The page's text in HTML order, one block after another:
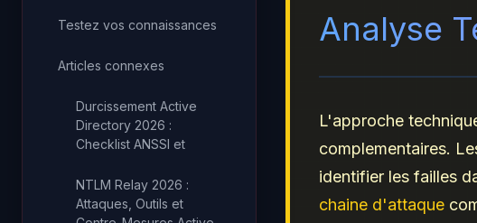
Testez vos connaissances
Articles connexes
Durcissement Active
Directory 2026 :
Checklist ANSSI et
NTLM Relay 2026 :
Attaques, Outils et
Analyse
L'approche
complementaires.
identifier les failles
chaine d'attaque